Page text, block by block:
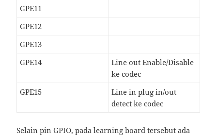
GPE11
GPE12
GPE13
GPE14
Line out Enable/Disable
ke codec
GPE15
Line in plug in/out
detect ke codec
Selain pin GPIO, pada learning board tersebut ada